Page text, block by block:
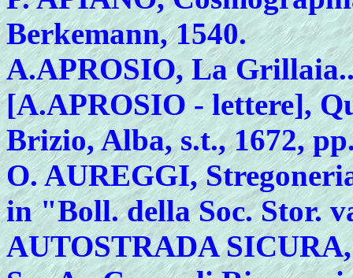
Berkemann, 1540.
A.APROSIO, La
[A.APROSIO - lettere],
Brizio, Alba, s.t., 1672,
O.AUREGGI,
in "Boll. della Soc. Stor.
AUTOSTRADA SICURA